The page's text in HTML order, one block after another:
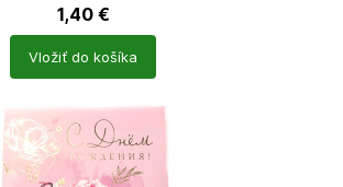
1,40 €
Vložiť do košíka